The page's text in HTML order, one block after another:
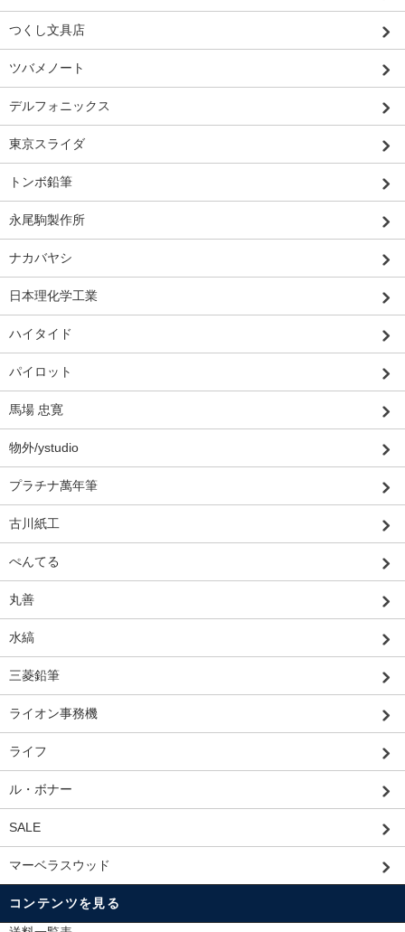
つくし文具店
ツバメノート
デルフォニックス
東京スライダ
トンボ鉛筆
永尾駒製作所
ナカバヤシ
日本理化学工業
ハイタイド
パイロット
馬場 忠寛
物外/ystudio
プラチナ萬年筆
古川紙工
ぺんてる
丸善
水縞
三菱鉛筆
ライオン事務機
ライフ
ル・ボナー
SALE
マーベラスウッド
コンテンツを見る